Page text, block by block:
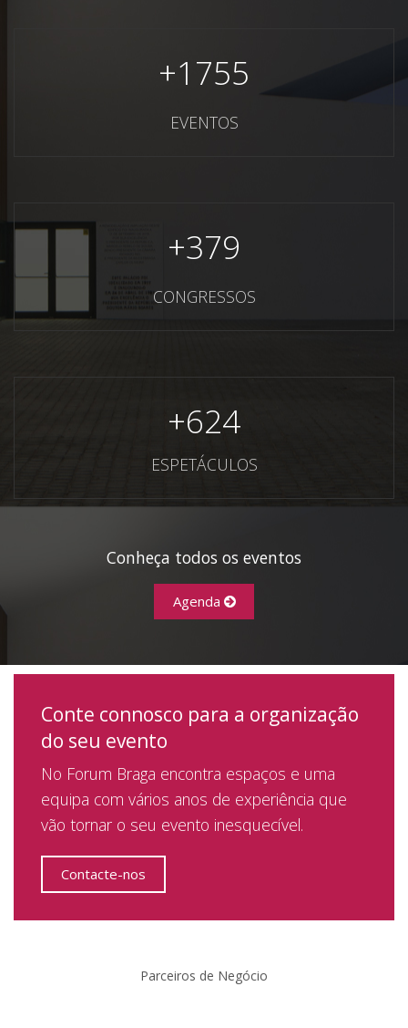
+1755
EVENTOS
+379
CONGRESSOS
+624
ESPETÁCULOS
Conheça todos os eventos
Agenda
Conte connosco para a organização
do seu evento
No Forum Braga encontra espaços e uma
equipa com vários anos de experiência que
vão tornar o seu evento inesquecível.
Contacte-nos
Parceiros de Negócio